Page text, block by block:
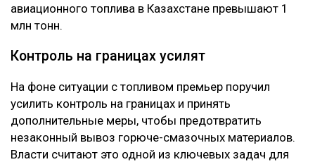
авиационного топлива в Казахстане превышают 1
млн тонн.
Контроль на границах усилят
На фоне ситуации с топливом премьер поручил
усилить контроль на границах и принять
дополнительные меры, чтобы предотвратить
незаконный вывоз горюче-смазочных материалов.
Власти считают это одной из ключевых задач для